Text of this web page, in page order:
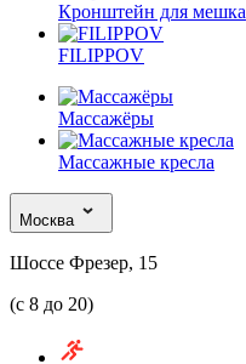
Кронштейн для мешка
FILIPPOV
Массажёры
Массажные кресла
Москва
Шоссе Фрезер, 15
(с 8 до 20)